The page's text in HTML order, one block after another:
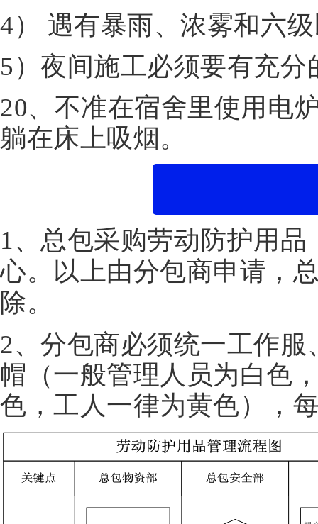
4） 遇有暴雨、浓雾和六
5）夜间施工必须要有充分
20、不准在宿舍里使用电
躺在床上吸烟。
1、总包采购劳动防护用
心。以上由分包商申请，
除。
2、分包商必须统一工作
帽（一般管理人员为白色
色，工人一律为黄色），